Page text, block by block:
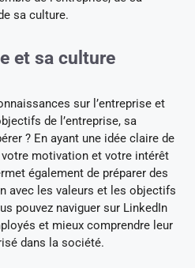
sa culture.
et sa culture
sur l’entreprise et
de l’entreprise, sa
? En ayant une idée claire de
motivation et votre intérêt
également de préparer des
avec les valeurs et les objectifs
pouvez naviguer sur LinkedIn
et mieux comprendre leur
dans la société.